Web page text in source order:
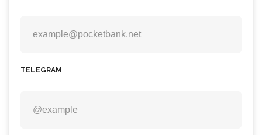
TELEGRAM